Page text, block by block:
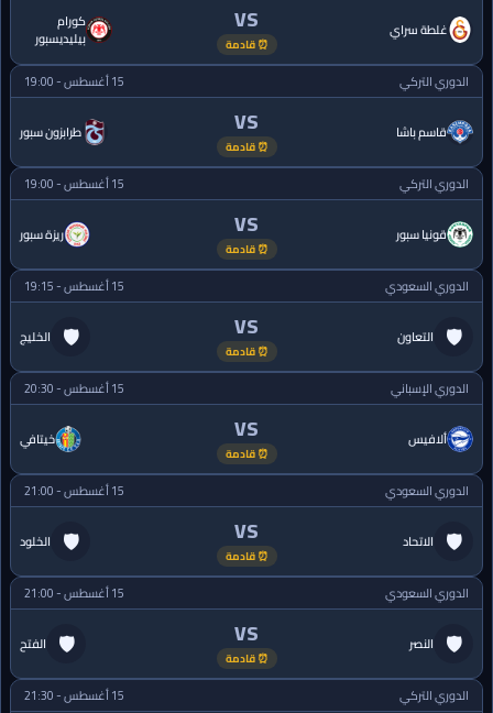
غلطة سراي VS
⏰ قادمة
كورام
بيليديسبور
الدوري التركي
15 أغسطس - 19:00
قاسم باشا VS
⏰ قادمة
طرابزون سبور
الدوري التركي 15 أغسطس - 19:00
قونيا سبور VS
⏰ قادمة
ريزة سبور
الدوري السعودي 15 أغسطس - 19:15
🛡 التعاون VS
⏰ قادمة
الخليج 🛡
الدوري الإسباني 15 أغسطس - 20:30
ألافيس VS
⏰ قادمة
خيتافي
الدوري السعودي 15 أغسطس - 21:00
🛡 الاتحاد VS
⏰ قادمة
الخلود 🛡
الدوري السعودي 15 أغسطس - 21:00
🛡 النصر VS
⏰ قادمة
الفتح 🛡
الدوري التركي
15 أغسطس - 21:30